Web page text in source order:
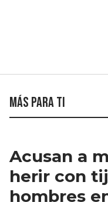
Más para ti
Acusan a
herir con
hombres